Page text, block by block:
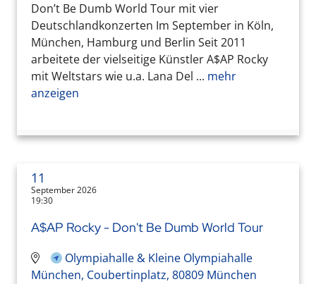
Don’t Be Dumb World Tour mit vier
Deutschlandkonzerten Im September in Köln,
München, Hamburg und Berlin Seit 2011
arbeitete der vielseitige Künstler A$AP Rocky
mit Weltstars wie u.a. Lana Del ... mehr
anzeigen
11
September 2026
19:30
A$AP Rocky - Don't Be Dumb World Tour
Olympiahalle & Kleine Olympiahalle
München, Coubertinplatz, 80809 München